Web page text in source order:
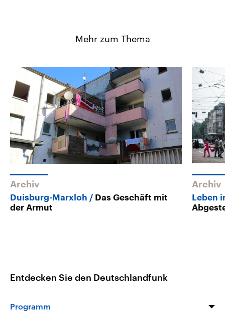
Mehr zum Thema
Archiv
Duisburg-Marxloh
Das Geschäft mit
der Armut
Archiv
Leben
Entdecken Sie den Deutschlandfunk
Programm